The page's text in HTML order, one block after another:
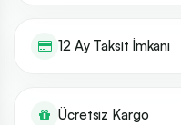
12 Ay Taksit İmkanı
Ücretsiz Kargo